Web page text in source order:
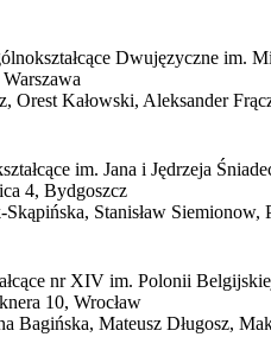
Dwujęzyczne im.
Orest Kałowski, Aleksander
im. Jana i Jędrzeja
4, Bydgoszcz
Skąpińska, Stanisław
nr XIV im. Polonii
10, Wrocław
Bagińska, Mateusz Długosz,